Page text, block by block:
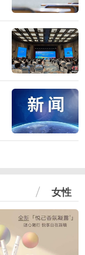
女性